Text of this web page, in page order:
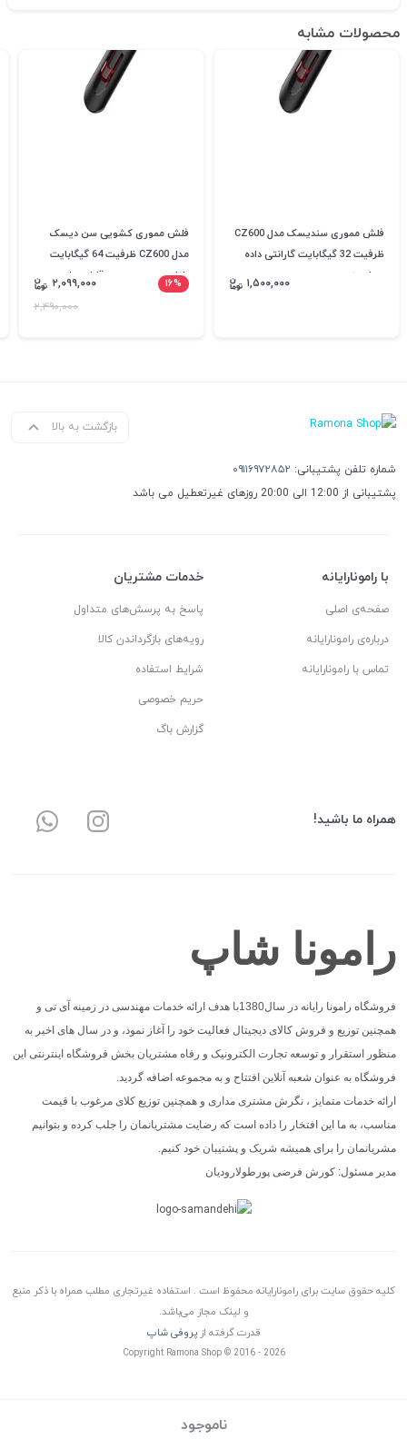
محصولات مشابه
فلش مموری سندیسک مدل CZ600
ظرفیت 32 گیگابایت گارانتی داده
پرداز متین
۱,۵۰۰,۰۰۰
فلش مموری کشویی سن دیسک
مدل CZ600 ظرفیت 64 گیگابایت
طراحی جمع وجور و قابل حمل
گارانتی داده پرداز متین
۱۶%
۲,۰۹۹,۰۰۰
۲,۴۹۰,۰۰۰
ناموجود
بازگشت به بالا
شماره تلفن پشتیبانی: ۰۹۱۱۶۹۷۲۸۵۲
پشتیبانی از 12:00 الی 20:00 روزهای غیرتعطیل می باشد
با رامونارایانه
صفحه‌ی اصلی
درباره‌ی رامونارایانه
تماس با رامونارایانه
خدمات مشتریان
پاسخ به پرسش‌های متداول
رویه‌های بازگرداندن کالا
شرایط استفاده
حریم خصوصی
گزارش باگ
همراه ما باشید!
رامونا شاپ
فروشگاه رامونا رایانه در سال1380با هدف ارائه خدمات مهندسی در زمینه آی تی و
همچنین توزیع و فروش کالای دیجیتال فعالیت خود را آغاز نمود، و در سال های اخیر به
منظور استقرار و توسعه تجارت الکترونیک و رفاه مشتریان بخش فروشگاه اینترنتی این
فروشگاه به عنوان شعبه آنلاین افتتاح و به مجموعه اضافه گردید.
ارائه خدمات متمایز ، نگرش مشتری مداری و همچنین توزیع کلای مرغوب با قیمت
مناسب، به ما این افتخار را داده است که رضایت مشتریانمان را جلب کرده و بتوانیم
مشریانمان را برای همیشه شریک و پشتیبان خود کنیم.
مدیر مسئول: کورش فرضی پورطولارودیان
کلیه حقوق سایت برای رامونارایانه محفوظ است . استفاده غیرتجاری مطلب همراه با ذکر منبع
و لینک مجاز می‌باشد.
قدرت گرفته ازپروفی شاپ
Copyright Ramona Shop © 2016 - 2026